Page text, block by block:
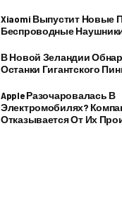
Xiaomi Выпустит Новые
Беспроводные
В Новой Зеландии
Останки Гигантского
Apple Разочаровалась В
Электромобилях?
Отказывается От Их